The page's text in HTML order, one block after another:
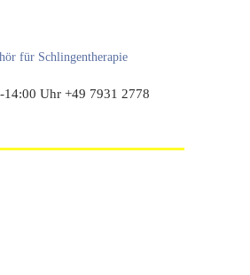
für Schlingentherapie
Uhr +49 7931 2778